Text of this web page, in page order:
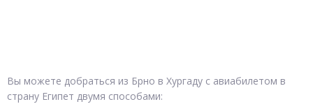
Вы можете добраться из Брно в Хургаду с авиабилетом в
страну Египет двумя способами: